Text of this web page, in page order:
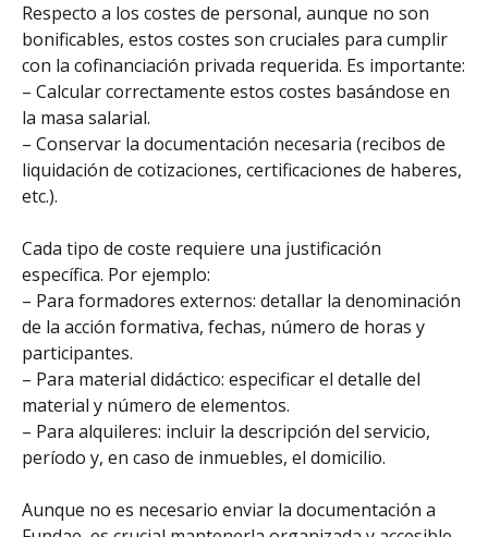
Respecto a los costes de personal, aunque no son
bonificables, estos costes son cruciales para cumplir
con la cofinanciación privada requerida. Es importante:
– Calcular correctamente estos costes basándose en
la masa salarial.
– Conservar la documentación necesaria (recibos de
liquidación de cotizaciones, certificaciones de haberes,
etc.).
Cada tipo de coste requiere una justificación
específica. Por ejemplo:
– Para formadores externos: detallar la denominación
de la acción formativa, fechas, número de horas y
participantes.
– Para material didáctico: especificar el detalle del
material y número de elementos.
– Para alquileres: incluir la descripción del servicio,
período y, en caso de inmuebles, el domicilio.
Aunque no es necesario enviar la documentación a